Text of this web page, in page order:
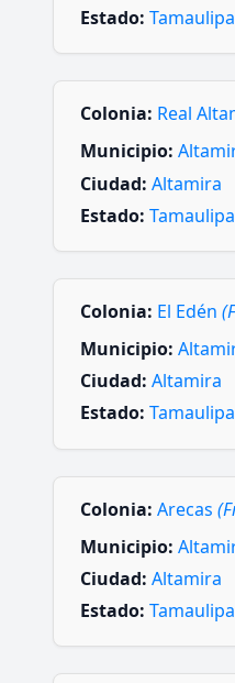
Estado:
Colonia: Real
Municipio:
Ciudad: Altamira
Estado:
Colonia: El Edén
Municipio:
Ciudad: Altamira
Estado:
Colonia: Arecas
Municipio:
Ciudad: Altamira
Estado: